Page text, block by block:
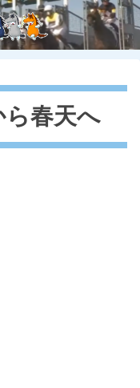
ら春天へ